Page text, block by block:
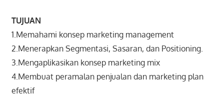
TUJUAN
1.Memahami konsep marketing management
2.Menerapkan Segmentasi, Sasaran, dan Positioning.
3.Mengaplikasikan konsep marketing mix
4.Membuat peramalan penjualan dan marketing plan
efektif